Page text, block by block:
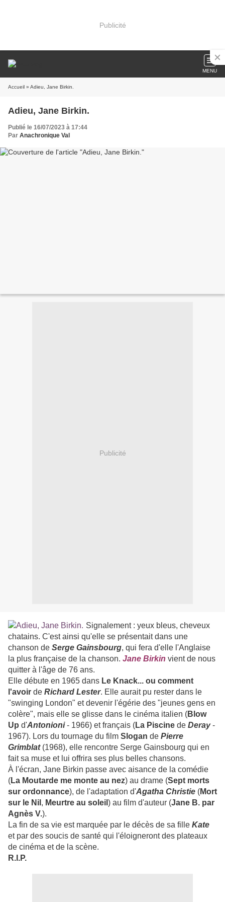
Publicité
MENU
Accueil » Adieu, Jane Birkin.
Adieu, Jane Birkin.
Publié le 16/07/2023 à 17:44
Par Anachronique Val
Publicité
Signalement : yeux bleus, cheveux
chatains. C'est ainsi qu'elle se présentait dans une
chanson de Serge Gainsbourg, qui fera d'elle l'Anglaise
la plus française de la chanson. Jane Birkin vient de nous
quitter à l'âge de 76 ans.
Elle débute en 1965 dans Le Knack... ou comment
l'avoir de Richard Lester. Elle aurait pu rester dans le
"swinging London" et devenir l'égérie des "jeunes gens en
colère", mais elle se glisse dans le cinéma italien (Blow
Up d'Antonioni - 1966) et français (La Piscine de Deray-
1967). Lors du tournage du film Slogan de Pierre
Grimblat(1968), elle rencontre Serge Gainsbourg qui en
fait sa muse et lui offrira ses plus belles chansons.
À l'écran, Jane Birkin passe avec aisance de la comédie
(La Moutarde me monte au nez) au drame (Sept morts
sur ordonnance), de l'adaptation d'Agatha Christie (Mort
sur le Nil , Meurtre au soleil ) au film d'auteur (Jane B. par
Agnès V.).
La fin de sa vie est marquée par le décès de sa fille Kate
et par des soucis de santé qui l'éloigneront des plateaux
de cinéma et de la scène.
R.I.P.